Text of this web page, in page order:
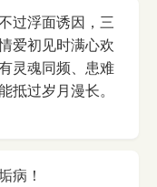
过浮面诱因，三
爱初见时满心欢
灵魂同频、患难
抵过岁月漫长。
病！